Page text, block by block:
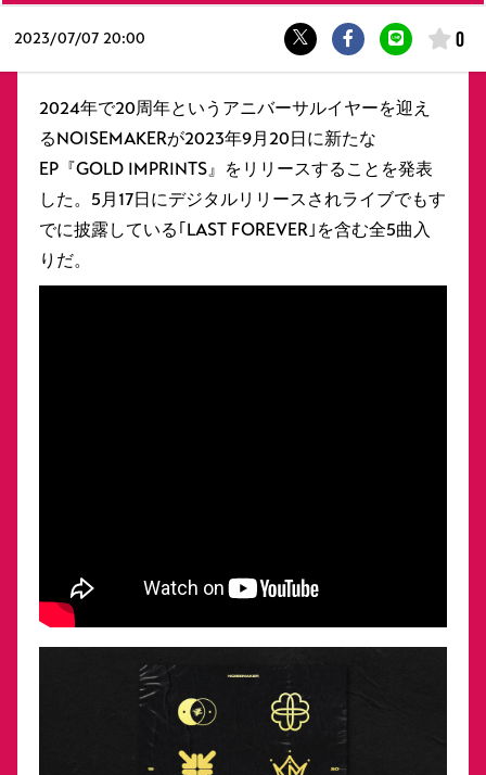
2023/07/07 20:00 0
2024年で20周年というアニバーサルイヤーを迎え
るNOISEMAKERが2023年9月20日に新たな
EP『GOLD IMPRINTS』をリリースすることを発表
した。5月17日にデジタルリリースされライブでもす
でに披露している｢LAST FOREVER｣を含む全5曲入
りだ。